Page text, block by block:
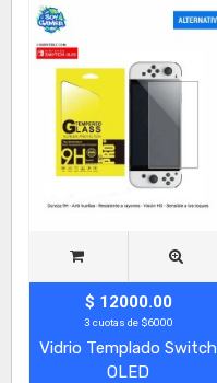
$ 12000.00
3 cuotas de $6000
Vidrio Templado Switch
OLED